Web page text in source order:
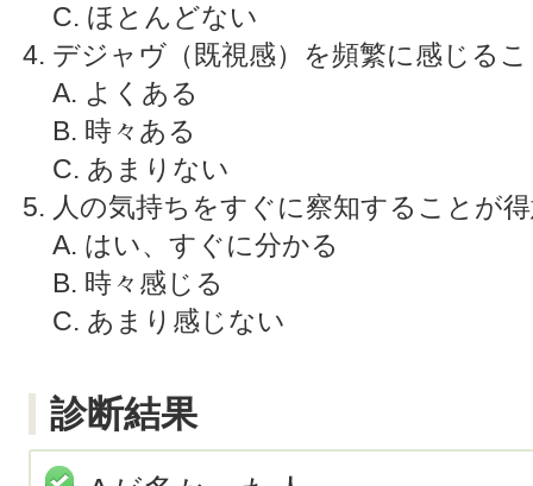
C. ほとんどない
デジャヴ（既視感）を頻繁に感じる
A. よくある
B. 時々ある
C. あまりない
人の気持ちをすぐに察知することが
A. はい、すぐに分かる
B. 時々感じる
C. あまり感じない
診断結果